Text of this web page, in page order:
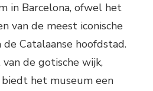
in Barcelona, ofwel het
van de meest iconische
Catalaanse hoofdstad.
de gotische wijk,
biedt het museum een